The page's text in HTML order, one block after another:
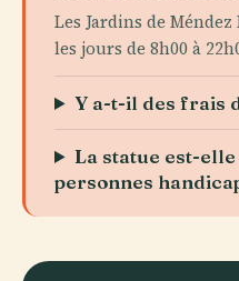
Les Jardins de
les jours de 8h00 à
Y a-t-il des frais
La statue est-
personnes